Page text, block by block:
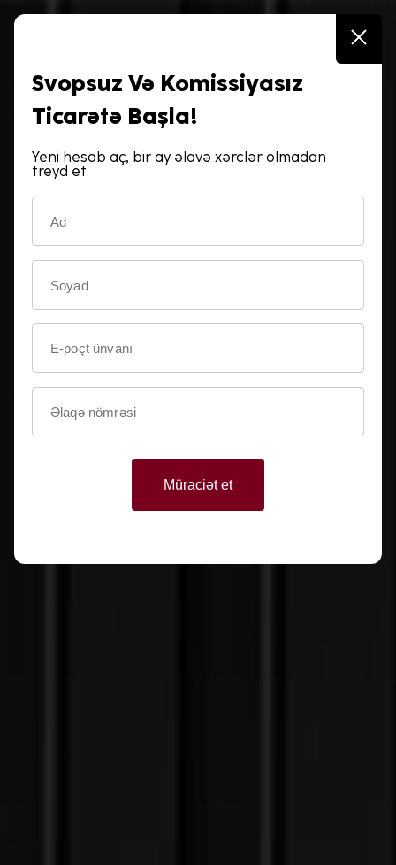
Treyd etmək indi daha rahatdır!
SİMA ilə 2 dəqiqə ərzində foreks hesabın olsun
Onlayn Hesab Aç
Svopsuz Və Komissiyasız
Ticarətə Başla!
Yeni hesab aç, bir ay əlavə xərclər olmadan
treyd et
Müraciət et